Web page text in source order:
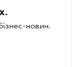
новин.